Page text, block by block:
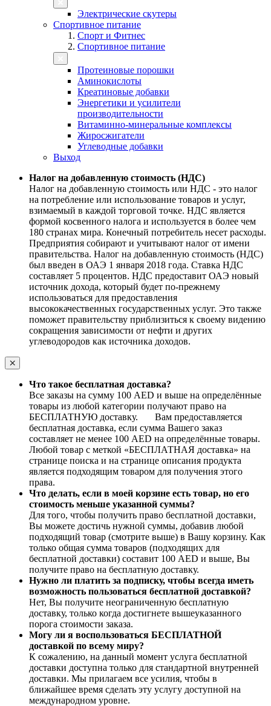
Электрические скутеры
Спортивное питание
Спорт и Фитнес
Спортивное питание
Протеиновые порошки
Аминокислоты
Креатиновые добавки
Энергетики и усилители
производительности
Витаминно-минеральные комплексы
Жиросжигатели
Углеводные добавки
Выход
Налог на добавленную стоимость (НДС)
Налог на добавленную стоимость или НДС - это налог
на потребление или использование товаров и услуг,
взимаемый в каждой торговой точке. НДС является
формой косвенного налога и используется в более чем
180 странах мира. Конечный потребитель несет расходы.
Предприятия собирают и учитывают налог от имени
правительства. Налог на добавленную стоимость (НДС)
был введен в ОАЭ 1 января 2018 года. Ставка НДС
составляет 5 процентов. НДС предоставит ОАЭ новый
источник дохода, который будет по-прежнему
использоваться для предоставления
высококачественных государственных услуг. Это также
поможет правительству приблизиться к своему видению
сокращения зависимости от нефти и других
углеводородов как источника доходов.
Что такое бесплатная доставка?
Все заказы на сумму 100 AED и выше на определённые
товары из любой категории получают право на
БЕСПЛАТНУЮ доставку. Вам предоставляется
бесплатная доставка, если сумма Вашего заказ
составляет не менее 100 AED на определённые товары.
Любой товар с меткой «БЕСПЛАТНАЯ доставка» на
странице поиска и на странице описания продукта
является подходящим товаром для получения этого
права.
Что делать, если в моей корзине есть товар, но его
стоимость меньше указанной суммы?
Для того, чтобы получить право бесплатной доставки,
Вы можете достичь нужной суммы, добавив любой
подходящий товар (смотрите выше) в Вашу корзину. Как
только общая сумма товаров (подходящих для
бесплатной доставки) составит 100 AED и выше, Вы
получите право на бесплатную доставку.
Нужно ли платить за подписку, чтобы всегда иметь
возможность пользоваться бесплатной доставкой?
Нет, Вы получите неограниченную бесплатную
доставку, только когда достигнете вышеуказанного
порога стоимости заказа.
Могу ли я воспользоваться БЕСПЛАТНОЙ
доставкой по всему миру?
К сожалению, на данный момент услуга бесплатной
доставки доступна только для стандартной внутренней
доставки. Мы прилагаем все усилия, чтобы в
ближайшее время сделать эту услугу доступной на
международном уровне.